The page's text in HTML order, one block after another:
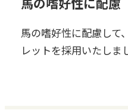
馬の嗜好性に配慮して
レットを採用いたしま